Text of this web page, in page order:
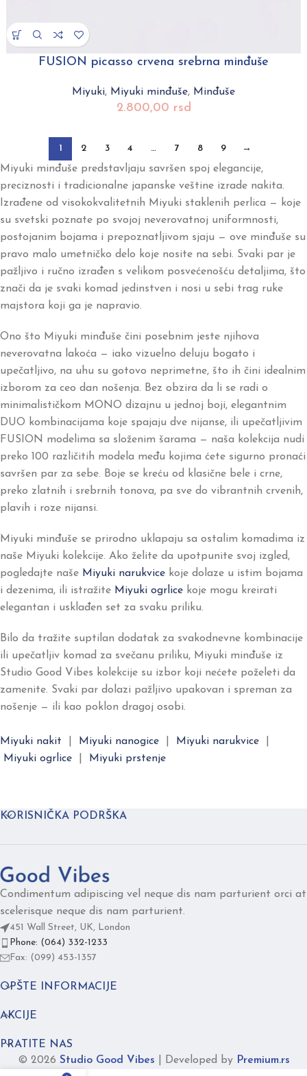
FUSION picasso crvena srebrna minđuše
Miyuki, Miyuki minđuše, Minđuše
2.800,00 rsd
1 2 3 4 … 7 8 9 →
Miyuki minđuše predstavljaju savršen spoj elegancije,
preciznosti i tradicionalne japanske veštine izrade nakita.
Izrađene od visokokvalitetnih Miyuki staklenih perlica — koje
su svetski poznate po svojoj neverovatnoj uniformnosti,
postojanim bojama i prepoznatljivom sjaju — ove minđuše su
pravo malo umetničko delo koje nosite na sebi. Svaki par je
pažljivo i ručno izrađen s velikom posvećenošću detaljima, što
znači da je svaki komad jedinstven i nosi u sebi trag ruke
majstora koji ga je napravio.
Ono što Miyuki minđuše čini posebnim jeste njihova
neverovatna lakoća — iako vizuelno deluju bogato i
upečatljivo, na uhu su gotovo neprimetne, što ih čini idealnim
izborom za ceo dan nošenja. Bez obzira da li se radi o
minimalističkom MONO dizajnu u jednoj boji, elegantnim
DUO kombinacijama koje spajaju dve nijanse, ili upečatljivim
FUSION modelima sa složenim šarama — naša kolekcija nudi
preko 100 različitih modela među kojima ćete sigurno pronaći
savršen par za sebe. Boje se kreću od klasične bele i crne,
preko zlatnih i srebrnih tonova, pa sve do vibrantnih crvenih,
plavih i roze nijansi.
Miyuki minđuše se prirodno uklapaju sa ostalim komadima iz
naše Miyuki kolekcije. Ako želite da upotpunite svoj izgled,
pogledajte naše Miyuki narukvice koje dolaze u istim bojama
i dezenima, ili istražite Miyuki ogrlice koje mogu kreirati
elegantan i usklađen set za svaku priliku.
Bilo da tražite suptilan dodatak za svakodnevne kombinacije
ili upečatljiv komad za svečanu priliku, Miyuki minđuše iz
Studio Good Vibes kolekcije su izbor koji nećete poželeti da
zamenite. Svaki par dolazi pažljivo upakovan i spreman za
nošenje — ili kao poklon dragoj osobi.
Miyuki nakit Miyuki nanogice Miyuki narukvice
Miyuki ogrlice
Miyuki prstenje
KORISNIČKA PODRŠKA
Condimentum adipiscing vel neque dis nam parturient orci at
scelerisque neque dis nam parturient.
451 Wall Street, UK, London
Phone: (064) 332-1233
Fax: (099) 453-1357
OPŠTE INFORMACIJE
AKCIJE
PRATITE NAS
© 2026 Studio Good Vibes Developed by Premium.rs